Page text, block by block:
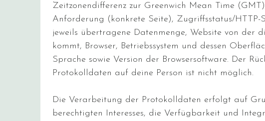
Zeitzonendifferenz zur Greenwich Mean Time
Anforderung (konkrete Seite), Zugriffsstatus/HTTP-
jeweils übertragene Datenmenge, Website von der
kommt, Browser, Betriebssystem und dessen
Sprache sowie Version der Browsersoftware. Der
Protokolldaten auf deine Person ist nicht möglich.
Die Verarbeitung der Protokolldaten erfolgt auf
berechtigten Interesses, die Verfügbarkeit und